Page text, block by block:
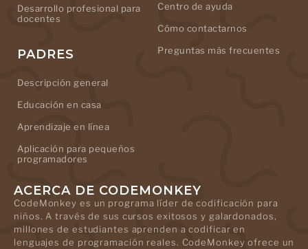
Desarrollo profesional para
docentes
PADRES
Descripción general
Educación en casa
Aprendizaje en línea
Aplicación para pequeños
programadores
Centro de ayuda
Cómo contactarnos
Preguntas más frecuentes
ACERCA DE CODEMONKEY
CodeMonkey es un programa líder de codificación para
niños. A través de sus cursos exitosos y galardonados,
millones de estudiantes aprenden a codificar en
lenguajes de programación reales. CodeMonkey ofrece un